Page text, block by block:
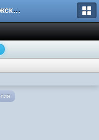
Блоги Калужского перекрестка